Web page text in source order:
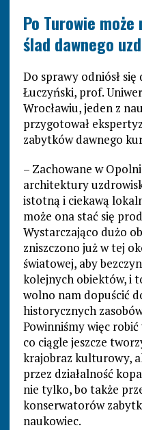
Po Turowie
ślad dawnego
Do sprawy odniósł
Łuczyński, prof.
Wrocławiu, jeden z
przygotował
zabytków dawnego
– Zachowane w
architektury
istotną i ciekawą
może ona stać się
Wystarczająco dużo
zniszczono już w tej
światowej, aby
kolejnych obiektów, i
wolno nam dopuścić
historycznych
Powinniśmy więc
co ciągle jeszcze
krajobraz kulturowy,
przez działalność
nie tylko, bo także
konserwatorów
naukowiec.